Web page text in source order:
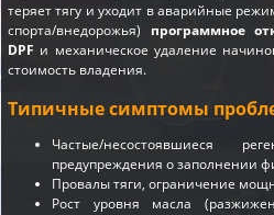
теряет тягу и уходит в аварийные
спорта/внедорожья) программное
DPF и механическое удаление
стоимость владения.
Типичные симптомы
Частые/несостоявшиеся
предупреждения о заполнении
Провалы тяги, ограничение
Рост уровня масла